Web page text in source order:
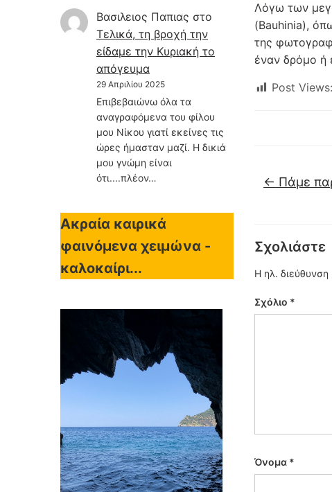
Βασιλειος Παπιας στο
Τελικά, τη βροχή την
είδαμε την Κυριακή το
απόγευμα
29 Απριλίου 2025
Επιβεβαιώνω όλα τα
αναγραφόμενα του φίλου
μου Νίκου γιατί εκείνες τις
ώρες ήμασταν μαζί. Η δικιά
μου γνώμη είναι
ότι....πλέον…
Ακραία καιρικά
φαινόμενα χειμώνα -
καλοκαίρι...
Λόγω των
(Bauhinia),
της
έναν δρόμο ή
Post Views:
← Πάμε
Σχολιάστε
Η ηλ. διεύθυνση
Σχόλιο *
Όνομα *